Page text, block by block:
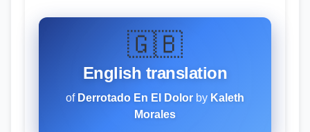
🇬🇧
English translation
of Derrotado En El Dolor by Kaleth
Morales